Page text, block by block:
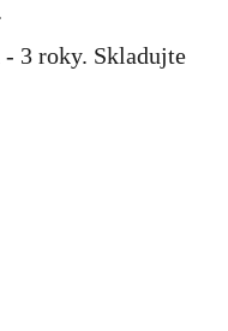
3 roky. Skladujte